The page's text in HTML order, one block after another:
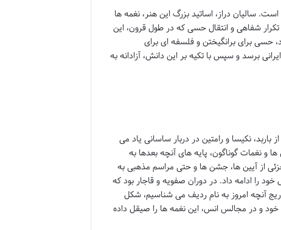
سالیان دراز، اساتید بزرگ این هنر، نغمه ها
شفاهی و انتقال حسی که در طول قرون، این
حسی برای برانگیختن و فلسفه ای برای
برسد و سپس با تکیه بر این دانش، آزادانه به
نکیسا و رامتین در دربار ساسانی یاد می
نغمات گوناگون، پایه های آنچه بعدها به
از آیین ها، جشن ها و حتی مراسم مذهبی به
را ادامه داد. در دوران صفویه و قاجار بود که
آنچه امروز به نام ردیف می شناسیم، شکل
و در مجالس انس، این نغمه ها را صیقل داده